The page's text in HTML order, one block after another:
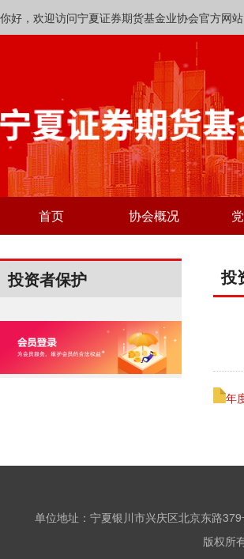
你好，欢迎访问宁夏证券期货基金业协会官方网
首页 协会概况
投资者保护 投
年
单位地址：宁夏银川市兴庆区北京东
版权所